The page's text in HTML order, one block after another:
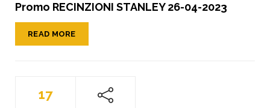
Promo RECINZIONI STANLEY 26-04-2023
READ MORE
17